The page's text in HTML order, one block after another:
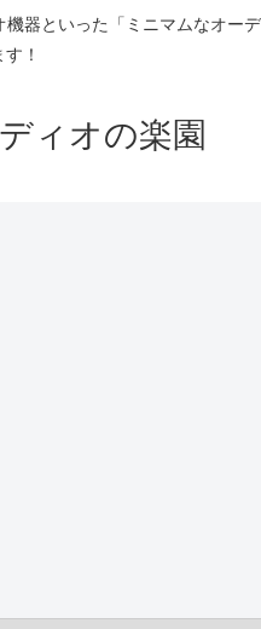
器といった「ミニマムなオー
！
ィオの楽園